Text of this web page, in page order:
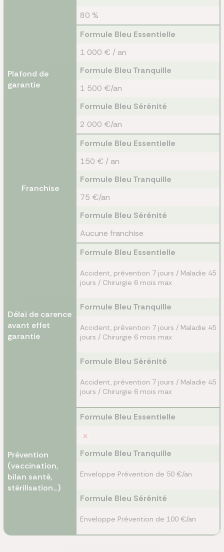
80 %
Plafond de
garantie
Formule Bleu Essentielle
1 000 € / an
Formule Bleu Tranquille
1 500 €/an
Formule Bleu Sérénité
2 000 €/an
Franchise
Formule Bleu Essentielle
150 € / an
Formule Bleu Tranquille
75 €/an
Formule Bleu Sérénité
Aucune franchise
Délai de carence
avant effet
garantie
Formule Bleu Essentielle
Accident, prévention 7 jours / Maladie 45
jours / Chirurgie 6 mois max
Formule Bleu Tranquille
Accident, prévention 7 jours / Maladie 45
jours / Chirurgie 6 mois max
Formule Bleu Sérénité
Accident, prévention 7 jours / Maladie 45
jours / Chirurgie 6 mois max
Prévention
(vaccination,
bilan santé,
stérilisation...)
Formule Bleu Essentielle
Formule Bleu Tranquille
Enveloppe Prévention de 50 €/an
Formule Bleu Sérénité
Enveloppe Prévention de 100 €/an